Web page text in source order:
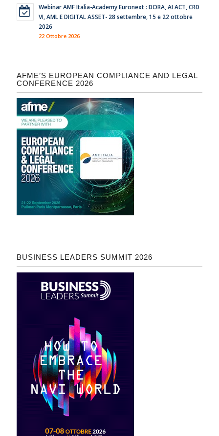
Webinar AMF Italia-Academy Euronext : DORA, AI ACT, CRD
VI, AML E DIGITAL ASSET- 28 settembre, 15 e 22 ottobre
2026
22 Ottobre 2026
AFME’S EUROPEAN COMPLIANCE AND LEGAL
CONFERENCE 2026
BUSINESS LEADERS SUMMIT 2026